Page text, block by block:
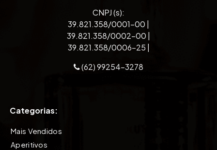
CNPJ (s):
39.821.358/0001-00 |
39.821.358/0002-00 |
39.821.358/0006-25 |
(62) 99254-3278
Categorias:
Mais Vendidos
Aperitivos